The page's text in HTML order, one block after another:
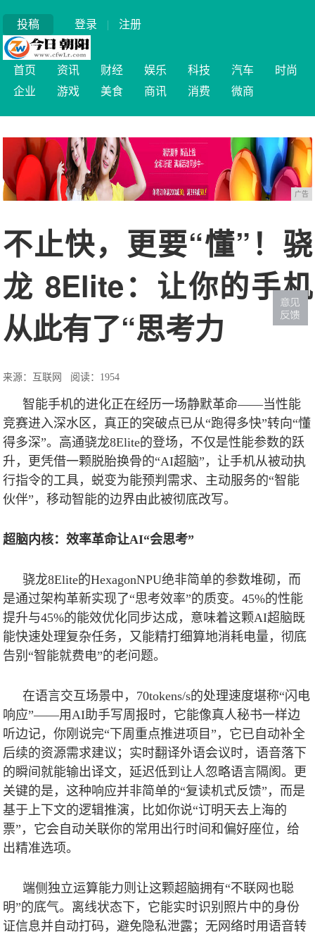
投稿 登录 | 注册
首页 资讯 财经 娱乐 科技 汽车
时尚
企业
游戏 美食 商讯 消费 微商
广告
不止快，更要“懂”！骁
龙 8Elite：让你的手机
从此有了“思考力
来源：互联网 阅读：1954
智能手机的进化正在经历一场静默革命——当性能
竞赛进入深水区，真正的突破点已从“跑得多快”转向“懂
得多深”。高通骁龙8Elite的登场，不仅是性能参数的跃
升，更凭借一颗脱胎换骨的“AI超脑”，让手机从被动执
行指令的工具，蜕变为能预判需求、主动服务的“智能
伙伴”，移动智能的边界由此被彻底改写。
超脑内核：效率革命让AI“会思考”
骁龙8Elite的HexagonNPU绝非简单的参数堆砌，而
是通过架构革新实现了“思考效率”的质变。45%的性能
提升与45%的能效优化同步达成，意味着这颗AI超脑既
能快速处理复杂任务，又能精打细算地消耗电量，彻底
告别“智能就费电”的老问题。
在语言交互场景中， 70tokens/s的处理速度堪称“闪电
响应”——用AI助手写周报时，它能像真人秘书一样边
听边记，你刚说完“下周重点推进项目”，它已自动补全
后续的资源需求建议；实时翻译外语会议时，语音落下
的瞬间就能输出译文，延迟低到让人忽略语言隔阂。更
关键的是，这种响应并非简单的“复读机式反馈”，而是
基于上下文的逻辑推演，比如你说“订明天去上海的
票”，它会自动关联你的常用出行时间和偏好座位，给
出精准选项。
端侧独立运算能力则让这颗超脑拥有“不联网也聪
明”的底气。离线状态下，它能实时识别照片中的身份
证信息并自动打码，避免隐私泄露；无网络时用语音转